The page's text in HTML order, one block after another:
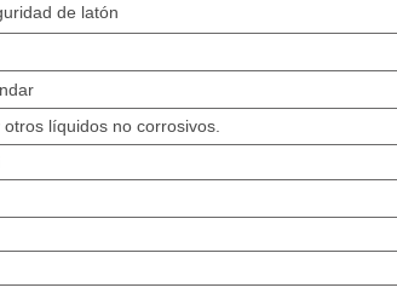
de latón
líquidos no corrosivos.